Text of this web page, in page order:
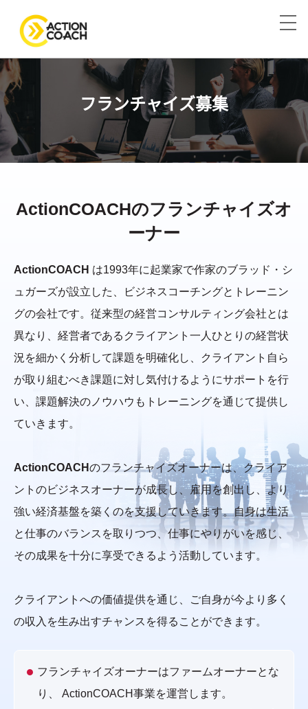
フランチャイズ募集
ActionCOACHのフランチャイズオ
ーナー
ActionCOACH は1993年に起業家で作家のブラッド・シ
ュガーズが設立した、ビジネスコーチングとトレーニン
グの会社です。従来型の経営コンサルティング会社とは
異なり、経営者であるクライアント一人ひとりの経営状
況を細かく分析して課題を明確化し、クライアント自ら
が取り組むべき課題に対し気付けるようにサポートを行
い、課題解決のノウハウもトレーニングを通じて提供し
ていきます。
ActionCOACHのフランチャイズオーナーは、クライア
ントのビジネスオーナーが成長し、雇用を創出し、より
強い経済基盤を築くのを支援していきます。自身は生活
と仕事のバランスを取りつつ、仕事にやりがいを感じ、
その成果を十分に享受できるよう活動しています。
クライアントへの価値提供を通じ、ご自身が今より多く
の収入を生み出すチャンスを得ることができます。
フランチャイズオーナーはファームオーナーとな
り、 ActionCOACH事業を運営します。